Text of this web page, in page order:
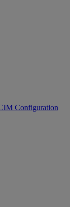
Configuration